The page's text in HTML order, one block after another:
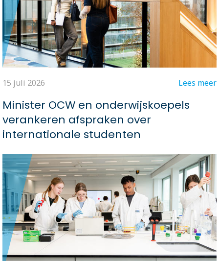
15 juli 2026 Lees meer
Minister OCW en onderwijskoepels
verankeren afspraken over
internationale studenten